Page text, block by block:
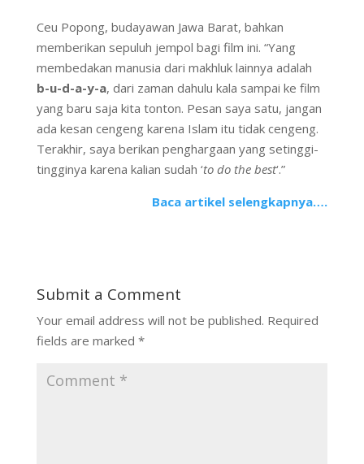
Ceu Popong, budayawan Jawa Barat, bahkan
memberikan sepuluh jempol bagi film ini. “Yang
membedakan manusia dari makhluk lainnya adalah
b-u-d-a-y-a, dari zaman dahulu kala sampai ke film
yang baru saja kita tonton. Pesan saya satu, jangan
ada kesan cengeng karena Islam itu tidak cengeng.
Terakhir, saya berikan penghargaan yang setinggi-
tingginya karena kalian sudah ‘to do the best‘.”
Baca artikel selengkapnya….
Submit a Comment
Your email address will not be published. Required
fields are marked *